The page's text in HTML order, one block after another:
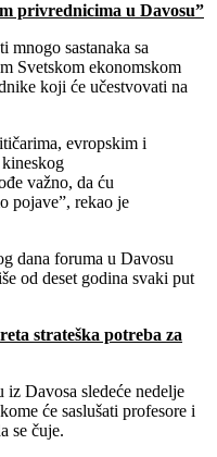
privrednicima u Davosu”
mnogo sastanaka sa
Svetskom ekonomskom
koji će učestvovati na
evropskim i
važno, da ću
pojave”, rekao je
dana foruma u Davosu
od deset godina svaki put
strateška potreba za
iz Davosa sledeće nedelje
će saslušati profesore i
se čuje.